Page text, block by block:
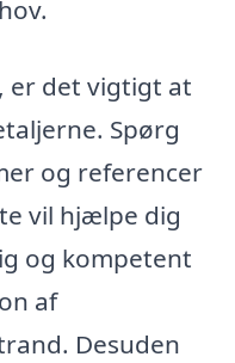
er det vigtigt at
Spørg
og referencer
vil hjælpe dig
og kompetent
af
Desuden